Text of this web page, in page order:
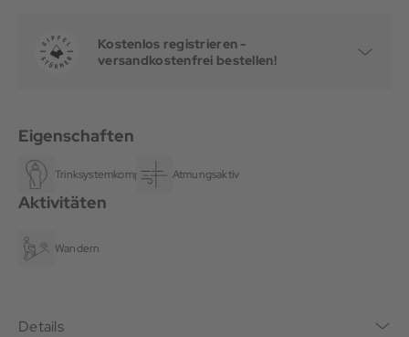
Kostenlos registrieren -
versandkostenfrei bestellen!
Eigenschaften
Trinksystemkompatibel Atmungsaktiv
Aktivitäten
Wandern
Details